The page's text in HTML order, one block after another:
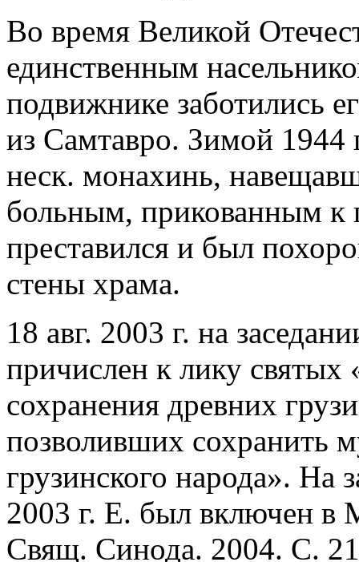
Во время Великой
единственным
подвижнике заботились
из Самтавро. Зимой
неск. монахинь,
больным, прикованным к
преставился и был
стены храма.
18 авг. 2003 г. на
причислен к лику святых
сохранения древних
позволивших сохранить
грузинского народа».
2003 г. Е. был включен в
Свящ. Синода. 2004. С.